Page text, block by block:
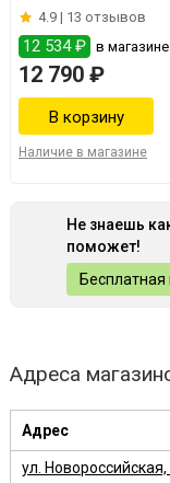
4.9 | 13 отзывов
12 534 ₽ в магазине
12 790 ₽
Наличие в магазине
Не знаешь
поможет!
Бесплатная
Адреса
Адрес
ул. Новороссийская,